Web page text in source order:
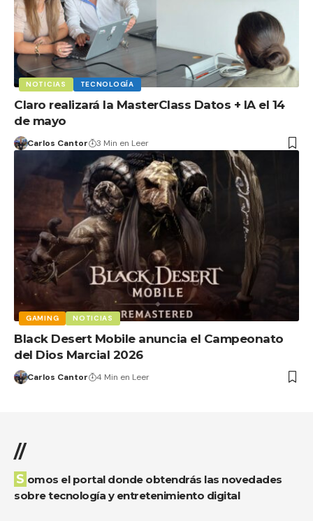
NOTICIAS TECNOLOGÍA
Claro realizará la MasterClass Datos + IA el 14
de mayo
Carlos Cantor 3 Min en Leer
GAMING NOTICIAS
Black Desert Mobile anuncia el Campeonato
del Dios Marcial 2026
Carlos Cantor 4 Min en Leer
//
Somos el portal donde obtendrás las novedades
sobre tecnología y entretenimiento digital